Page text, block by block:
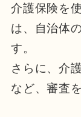
介護保険を
は、自治体
す。
さらに、介
など、審査